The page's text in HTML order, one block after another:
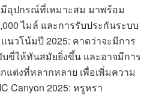
มีอุปกรณ์ที่เหมาะสม มาพร้อม
ไมล์ และการรับประกันระบบ
นวโน้มปี 2025: คาดว่าจะมีการ
บขี่ให้ทันสมัยยิ่งขึ้น และอาจมีการ
แต่งที่หลากหลาย เพื่อเพิ่มความ
Canyon 2025: หรูหรา